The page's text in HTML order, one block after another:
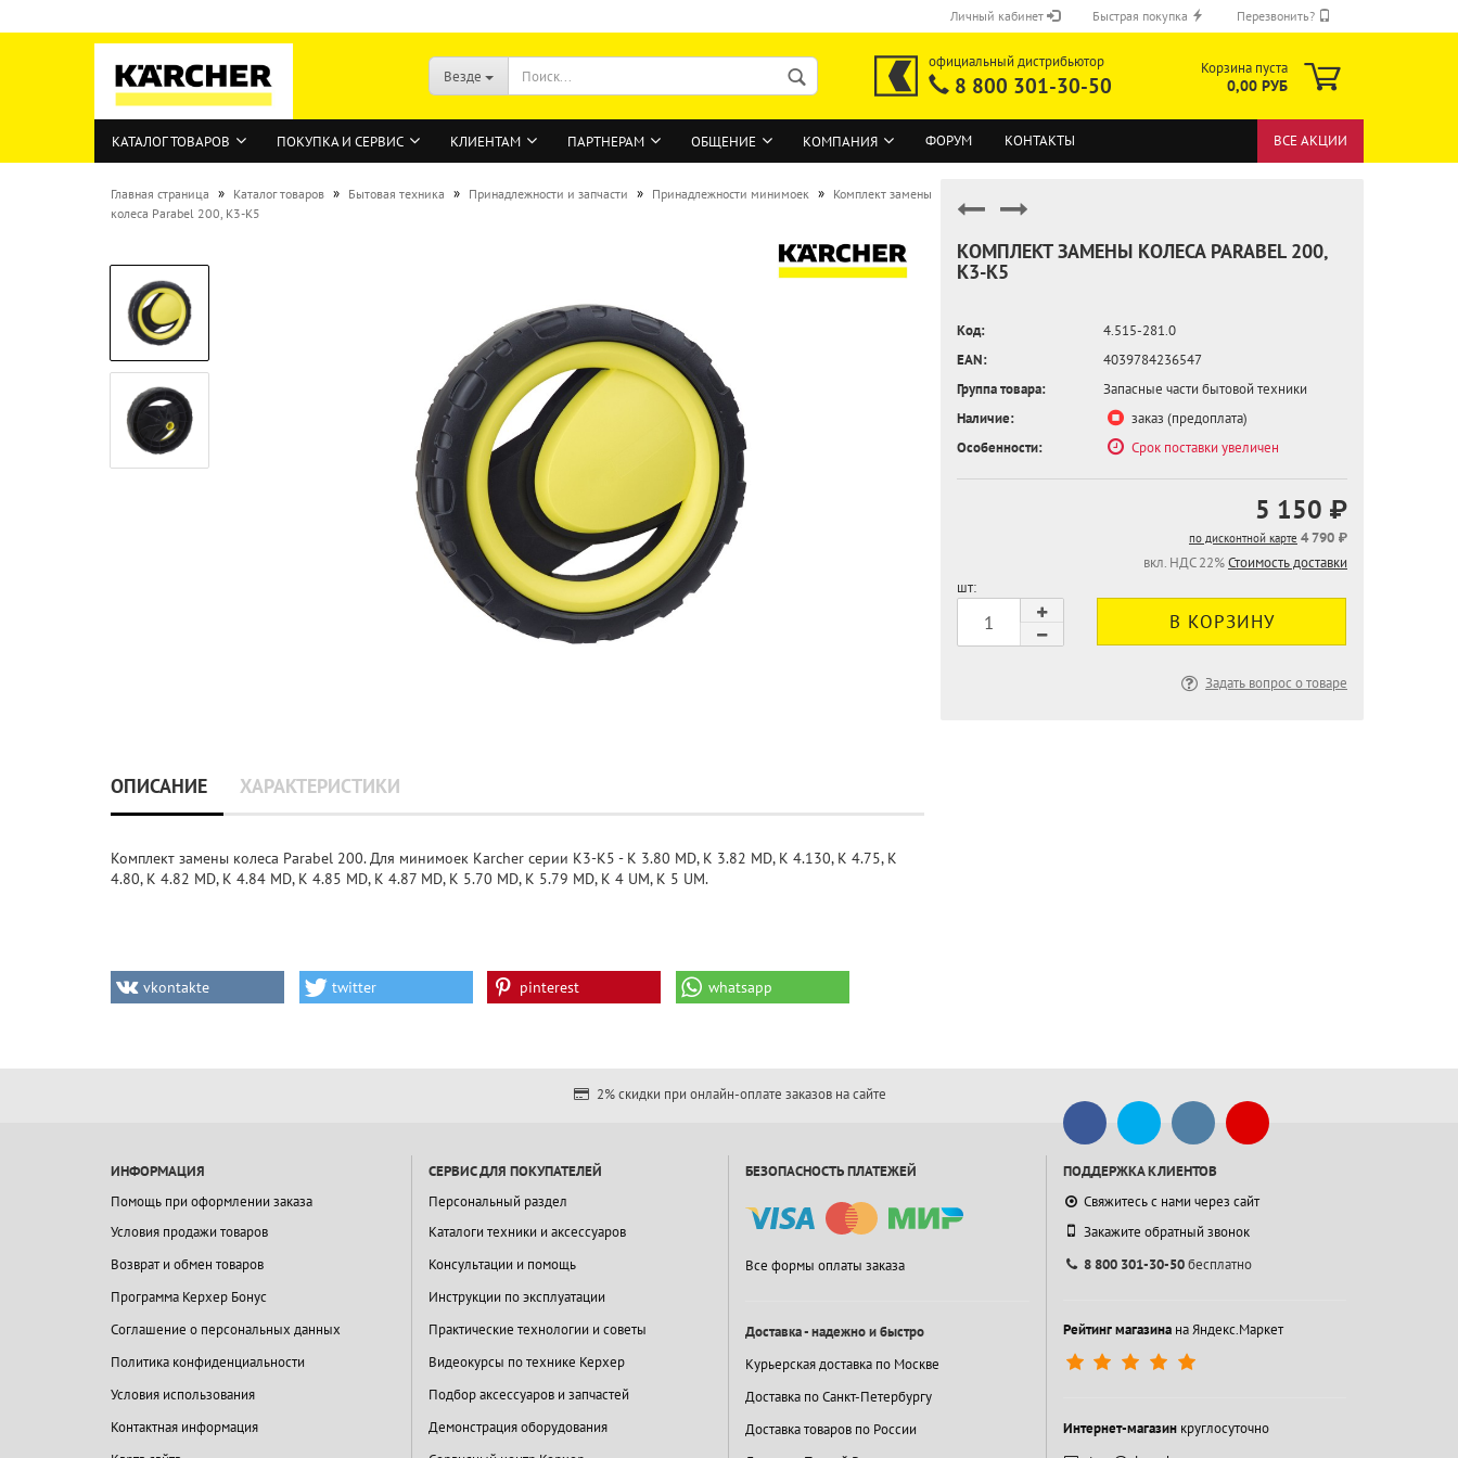
Личный кабинет
ВОЙТИ
Быстрая покупка Перезвонить?
ОТПРАВИТЬ
Везде
официальный дистрибьютор
8 800 301-30-50
Корзина пуста
0,00 РУБ
КАТАЛОГ ТОВАРОВ ПОКУПКА И СЕРВИС КЛИЕНТАМ ПАРТНЕРАМ ОБЩЕНИЕ КОМПАНИЯ ФОРУМ КОНТАКТЫ ВСЕ АКЦИИ
Главная страница » Каталог товаров » Бытовая техника » Принадлежности и запчасти » Принадлежности минимоек » Комплект замены
колеса Parabel 200, K3-K5
КОМПЛЕКТ ЗАМЕНЫ КОЛЕСА PARABEL 200,
K3-K5
Код:
4.515-281.0
EAN:
4039784236547
Группа товара:
Запасные части бытовой техники
Наличие:
заказ (предоплата)
Особенности:
Срок поставки увеличен
5 150 ₽
по дисконтной карте 4 790 ₽
вкл. НДС 22%Стоимость доставки
шт:
Задать вопрос о товаре
ОПИСАНИЕ ХАРАКТЕРИСТИКИ
Комплект замены колеса Parabel 200. Для минимоек Karcher серии K3-K5 - K 3.80 MD, K 3.82 MD, K 4.130, K 4.75, K
4.80, K 4.82 MD, K 4.84 MD, K 4.85 MD, K 4.87 MD, K 5.70 MD, K 5.79 MD, K 4 UM, K 5 UM.
vkontakte twitter pinterest whatsapp
2% скидки при онлайн-оплате заказов на сайте
ИНФОРМАЦИЯ
Помощь при оформлении заказа
Условия продажи товаров
Возврат и обмен товаров
Программа Керхер Бонус
Соглашение о персональных данных
Политика конфиденциальности
Условия использования
Контактная информация
СЕРВИС ДЛЯ ПОКУПАТЕЛЕЙ
Персональный раздел
Каталоги техники и аксессуаров
Консультации и помощь
Инструкции по эксплуатации
Практические технологии и советы
Видеокурсы по технике Керхер
Подбор аксессуаров и запчастей
Демонстрация оборудования
БЕЗОПАСНОСТЬ ПЛАТЕЖЕЙ
Все формы оплаты заказа
Доставка - надежно и быстро
Курьерская доставка по Москве
Доставка по Санкт-Петербургу
Доставка товаров по России
ПОДДЕРЖКА КЛИЕНТОВ
Свяжитесь с нами через сайт
Закажите обратный звонок
8 800 301-30-50бесплатно
Рейтинг магазинана Яндекс.Маркет
Интернет-магазинкруглосуточно